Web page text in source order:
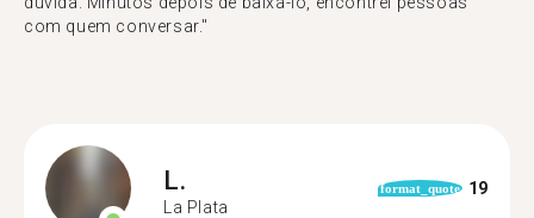
com quem conversar."
L.
La Plata
format_quote 19